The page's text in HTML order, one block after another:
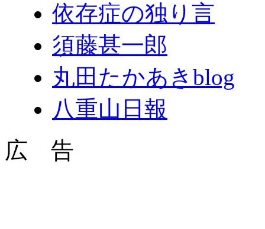
依存症の独り言
須藤甚一郎
丸田たかあきblog
八重山日報
広 告